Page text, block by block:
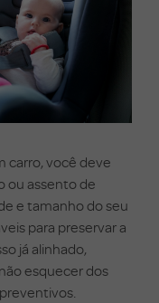
carro, você deve
ou assento de
e tamanho do seu
para preservar a
já alinhado,
esquecer dos